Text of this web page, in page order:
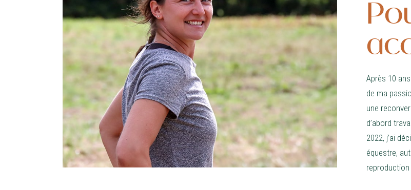
Après 10
de ma
une
d’abord
2022, j’ai
équestre,
reproduction